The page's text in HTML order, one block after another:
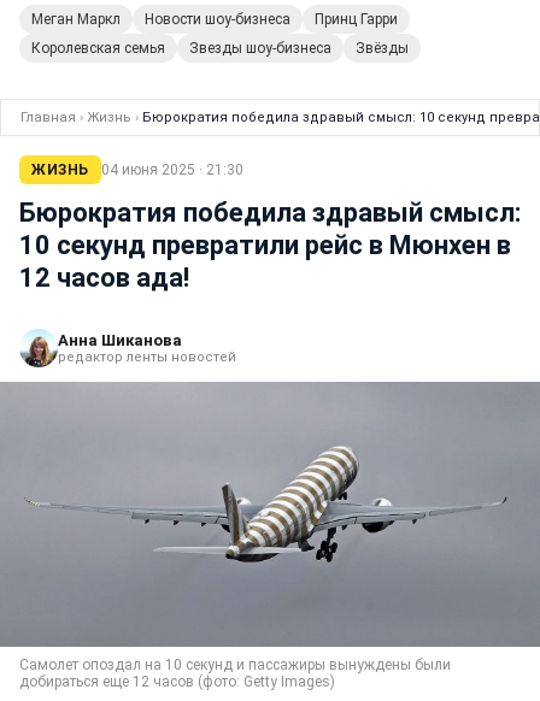
Меган Маркл Новости шоу-бизнеса
Принц Гарри
Королевская семья
Звезды шоу-бизнеса Звёзды
Главная › Жизнь › Бюрократия победила здравый смысл: 10 секунд
ЖИЗНЬ 04 июня 2025 · 21:30
Бюрократия победила здравый смысл:
10 секунд превратили рейс в Мюнхен в
12 часов ада!
Анна Шиканова
редактор ленты новостей
Самолет опоздал на 10 секунд и пассажиры вынуждены были
добираться еще 12 часов (фото: Getty Images)